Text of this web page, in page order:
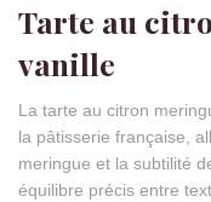
Tarte au
vanille
La tarte au citron
la pâtisserie française,
meringue et la subtilité
équilibre précis entre